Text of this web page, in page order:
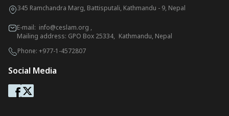
345 Ramchandra Marg, Battisputali, Kathmandu - 9, Nepal
E-mail: info@ceslam.org ,
Mailing address: GPO Box 25334, Kathmandu, Nepal
Phone: +977-1-4572807
Social Media